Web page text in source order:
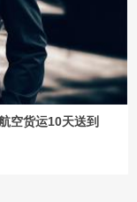
空货运10天送到